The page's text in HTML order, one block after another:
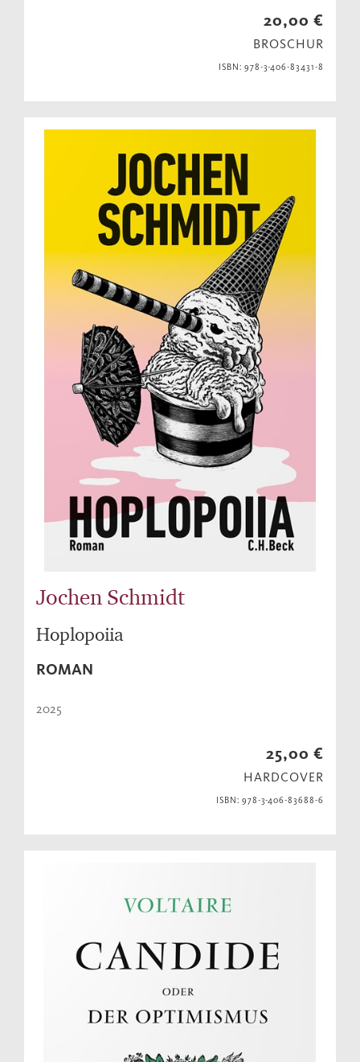
20,00 €
BROSCHUR
ISBN: 978-3-406-83431-8
Jochen Schmidt
Hoplopoiia
ROMAN
2025
25,00 €
HARDCOVER
ISBN: 978-3-406-83688-6